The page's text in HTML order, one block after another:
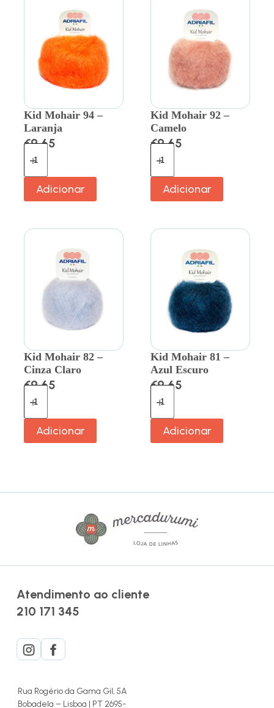
Kid Mohair 94 –
Laranja
€9.65
Adicionar
Kid Mohair 92 –
Camelo
€9.65
Adicionar
Kid Mohair 82 –
Cinza Claro
€9.65
Adicionar
Kid Mohair 81 –
Azul Escuro
€9.65
Adicionar
Atendimento ao cliente
210 171 345
Rua Rogério da Gama Gil, 5A
Bobadela – Lisboa | PT 2695-